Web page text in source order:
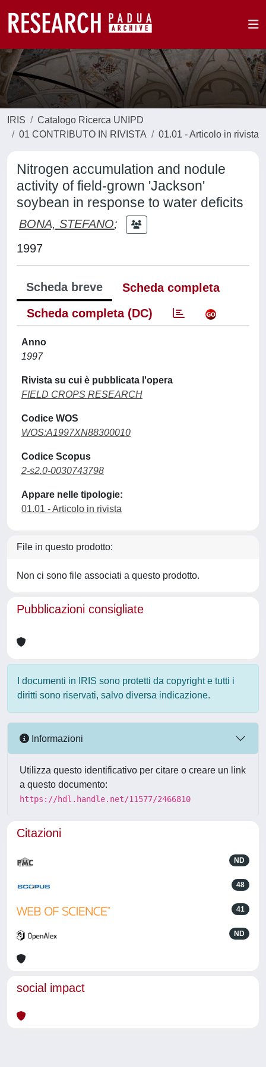
IRIS
Catalogo Ricerca UNIPD
01 CONTRIBUTO IN RIVISTA
01.01 - Articolo in rivista
Nitrogen accumulation and nodule
activity of field-grown 'Jackson'
soybean in response to water deficits
BONA, STEFANO;
1997
Scheda breve
Scheda completa
Scheda completa (DC)
Anno
1997
Rivista su cui è pubblicata l'opera
FIELD CROPS RESEARCH
Codice WOS
WOS:A1997XN88300010
Codice Scopus
2-s2.0-0030743798
Appare nelle tipologie:
01.01 - Articolo in rivista
File in questo prodotto:
Non ci sono file associati a questo prodotto.
Pubblicazioni consigliate
I documenti in IRIS sono protetti da copyright e tutti i
diritti sono riservati, salvo diversa indicazione.
Informazioni
Utilizza questo identificativo per citare o creare un link
a questo documento:
https://hdl.handle.net/11577/2466810
Citazioni
ND
48
41
ND
social impact